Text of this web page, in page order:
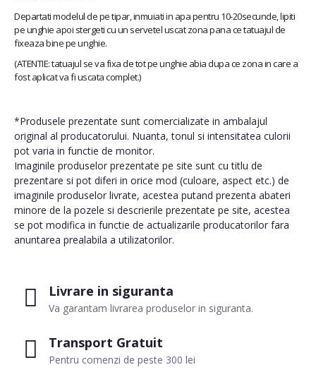
Livrare in siguranta
Va garantam livrarea produselor in siguranta.
Transport Gratuit
Pentru comenzi de peste 300 lei
Departati modelul de pe tipar, inmuiati in apa pentru 10-20secunde, lipiti
pe unghie apoi stergeti cu un servetel uscat zona pana ce tatuajul de
fixeaza bine pe unghie.
(ATENTIE: tatuajul se va fixa de tot pe unghie abia dupa ce zona in care a
fost aplicat va fi uscata complet.)
*Produsele prezentate sunt comercializate in ambalajul
original al producatorului. Nuanta, tonul si intensitatea culorii
pot varia in functie de monitor.
Imaginile produselor prezentate pe site sunt cu titlu de
prezentare si pot diferi in orice mod (culoare, aspect etc.) de
imaginile produselor livrate, acestea putand prezenta abateri
minore de la pozele si descrierile prezentate pe site, acestea
se pot modifica in functie de actualizarile producatorilor fara
anuntarea prealabila a utilizatorilor.